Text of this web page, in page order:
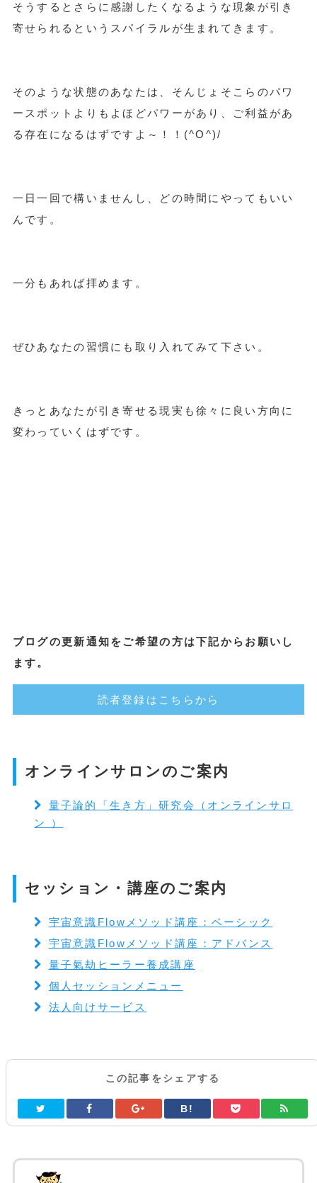
そうするとさらに感謝したくなるような現象が引き
寄せられるというスパイラルが生まれてきます。
そのような状態のあなたは、そんじょそこらのパワ
ースポットよりもよほどパワーがあり、ご利益があ
る存在になるはずですよ～！！(^O^)/
一日一回で構いませんし、どの時間にやってもいい
んです。
一分もあれば拝めます。
ぜひあなたの習慣にも取り入れてみて下さい。
きっとあなたが引き寄せる現実も徐々に良い方向に
変わっていくはずです。
ブログの更新通知をご希望の方は下記からお願いし
ます。
読者登録はこちらから
オンラインサロンのご案内
量子論的「生き方」研究会（オンラインサロ
ン ）
セッション・講座のご案内
宇宙意識Flowメソッド講座：ベーシック
宇宙意識Flowメソッド講座：アドバンス
量子氣劫ヒーラー養成講座
個人セッションメニュー
法人向けサービス
この記事をシェアする
B!